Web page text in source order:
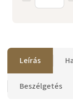
Leírás
Beszélgetés